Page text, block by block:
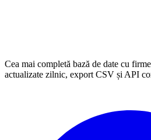
Cea mai completă bază de date cu
actualizate zilnic, export CSV și API